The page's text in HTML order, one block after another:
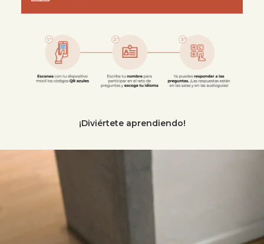
¡Diviértete aprendiendo!